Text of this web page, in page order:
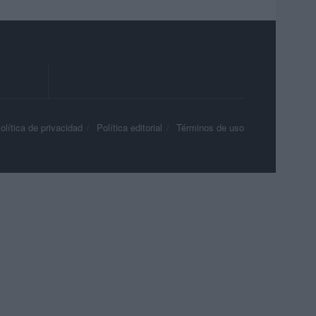
de privacidad Política editorial Términos de uso